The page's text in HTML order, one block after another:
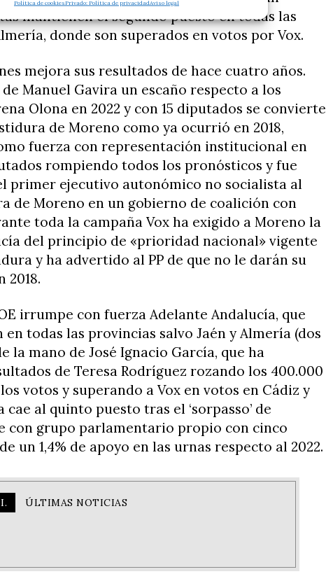
Política de cookiesPrivado: Política de privacidadAviso legal
mantienen el segundo puesto en todas las
donde son superados en votos por Vox.
mejora sus resultados de hace cuatro años.
Manuel Gavira un escaño respecto a los
Olona en 2022 y con 15 diputados se convierte
de Moreno como ya ocurrió en 2018,
fuerza con representación institucional en
rompiendo todos los pronósticos y fue
primer ejecutivo autonómico no socialista al
de Moreno en un gobierno de coalición con
toda la campaña Vox ha exigido a Moreno la
del principio de «prioridad nacional» vigente
y ha advertido al PP de que no le darán su
2018.
irrumpe con fuerza Adelante Andalucía, que
todas las provincias salvo Jaén y Almería (dos
la mano de José Ignacio García, que ha
de Teresa Rodríguez rozando los 400.000
votos y superando a Vox en votos en Cádiz y
cae al quinto puesto tras el ‘sorpasso’ de
con grupo parlamentario propio con cinco
un 1,4% de apoyo en las urnas respecto al 2022.
ÚLTIMAS NOTICIAS